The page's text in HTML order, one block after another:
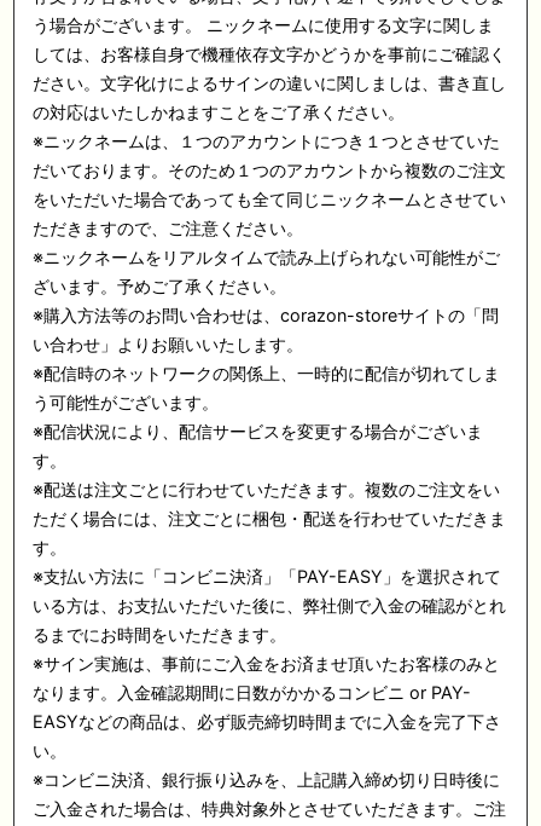
う場合がございます。 ニックネームに使用する文字に関しま
しては、お客様自身で機種依存文字かどうかを事前にご確認く
ださい。文字化けによるサインの違いに関しましは、書き直し
の対応はいたしかねますことをご了承ください。
※ニックネームは、１つのアカウントにつき１つとさせていた
だいております。そのため１つのアカウントから複数のご注文
をいただいた場合であっても全て同じニックネームとさせてい
ただきますので、ご注意ください。
※ニックネームをリアルタイムで読み上げられない可能性がご
ざいます。予めご了承ください。
※購入方法等のお問い合わせは、corazon-storeサイトの「問
い合わせ」よりお願いいたします。
※配信時のネットワークの関係上、一時的に配信が切れてしま
う可能性がございます。
※配信状況により、配信サービスを変更する場合がございま
す。
※配送は注文ごとに行わせていただきます。複数のご注文をい
ただく場合には、注文ごとに梱包・配送を行わせていただきま
す。
※支払い方法に「コンビニ決済」「PAY-EASY」を選択されて
いる方は、お支払いただいた後に、弊社側で入金の確認がとれ
るまでにお時間をいただきます。
※サイン実施は、事前にご入金をお済ませ頂いたお客様のみと
なります。入金確認期間に日数がかかるコンビニ or PAY-
EASYなどの商品は、必ず販売締切時間までに入金を完了下さ
い。
※コンビニ決済、銀行振り込みを、上記購入締め切り日時後に
ご入金された場合は、特典対象外とさせていただきます。ご注